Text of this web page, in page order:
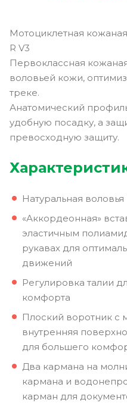
Мотоциклетная
R V3
Первоклассная
воловьей кожи,
треке.
Анатомический
удобную посадку, а
превосходную защиту.
Натуральная
«Аккордеонная»
эластичным
рукавах для
движений
Регулировка талии
комфорта
Плоский воротник с
внутренняя
для большего
Два кармана на
кармана и
карман для